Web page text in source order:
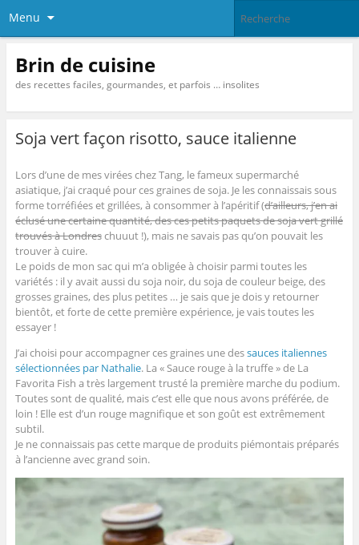
Menu
Brin de cuisine
des recettes faciles, gourmandes, et parfois … insolites
Soja vert façon risotto, sauce italienne
Lors d’une de mes virées chez Tang, le fameux supermarché
asiatique, j’ai craqué pour ces graines de soja. Je les connaissais sous
forme torréfiées et grillées, à consommer à l’apéritif (d’ailleurs, j’en ai
éclusé une certaine quantité, des ces petits paquets de soja vert grillé
trouvés à Londreschuuut !), mais ne savais pas qu’on pouvait les
trouver à cuire.
Le poids de mon sac qui m’a obligée à choisir parmi toutes les
variétés : il y avait aussi du soja noir, du soja de couleur beige, des
grosses graines, des plus petites … je sais que je dois y retourner
bientôt, et forte de cette première expérience, je vais toutes les
essayer !
J’ai choisi pour accompagner ces graines une dessauces italiennes
sélectionnées par Nathalie. La « Sauce rouge à la truffe » de La
Favorita Fish a très largement trusté la première marche du podium.
Toutes sont de qualité, mais c’est elle que nous avons préférée, de
loin ! Elle est d’un rouge magnifique et son goût est extrêmement
subtil.
Je ne connaissais pas cette marque de produits piémontais préparés
à l’ancienne avec grand soin.